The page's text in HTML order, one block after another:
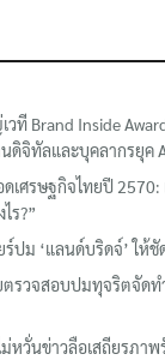
เวที Brand Inside
ดิจิทัลและบุคลากรยุค
ดเศรษฐกิจไทยปี
ร?”
ร์ปม ‘แลนด์บริดจ์’ ให้
ตรวจสอบปมทุจริตจัด
หวั่นข่าวลือเสถียรภา